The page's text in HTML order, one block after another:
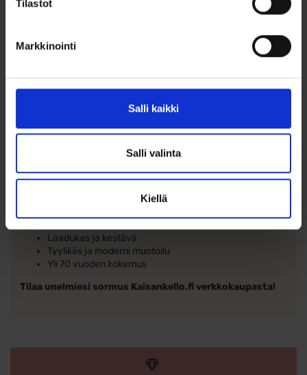
Tilastot
Markkinointi
Salli kaikki
Salli valinta
Kiellä
Schalins sormukset
Pohjoismaiden suurin sormusvalmistaja, jolla on pitkillä
sormusmallisto. Mallistosta löytyy runsaasti valinnanvaraa
kihla- ja vihkisormuksen valintaan. Koko Schalins- mallisto
on saatavilla kauttamme, vaikka ihan kaikki mallit eivät
välttämättä ole verkkokaupassamme. Schalins-sormuksista
on saatavana laaja kokovalikoima, niin pienistä koon 14,5
Schalins sormukset edustavat ruotsalaista designia,
kultaseppien korkeaa ammattitaitoa sekä korkeaa laatua.
Laadukas ja kestävä
Tyylikäs ja moderni muotoilu
Yli 70 vuoden kokemus
Tilaa unelmiesi sormus Kaisankello.fi verkkokaupasta!